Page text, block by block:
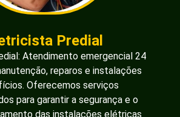
Predial
Atendimento emergencial 24
reparos e instalações
Oferecemos serviços
para garantir a segurança e o
das instalações elétricas